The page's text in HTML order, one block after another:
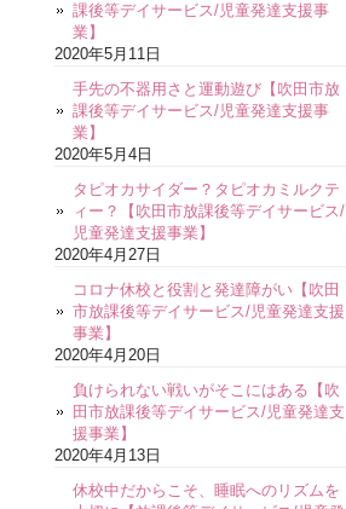
課後等デイサービス/児童発達支援事
業】
2020年5月11日
手先の不器用さと運動遊び【吹田市放
課後等デイサービス/児童発達支援事
業】
2020年5月4日
タピオカサイダー？タピオカミルクテ
ィー？【吹田市放課後等デイサービス/
児童発達支援事業】
2020年4月27日
コロナ休校と役割と発達障がい【吹田
市放課後等デイサービス/児童発達支援
事業】
2020年4月20日
負けられない戦いがそこにはある【吹
田市放課後等デイサービス/児童発達支
援事業】
2020年4月13日
休校中だからこそ、睡眠へのリズムを